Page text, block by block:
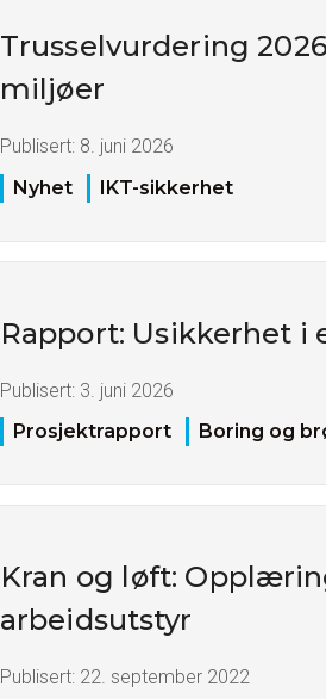
Trusselvurdering
miljøer
Publisert: 8. juni 2026
Nyhet
IKT-sikkerhet
Rapport: Usikkerhet
Publisert: 3. juni 2026
Prosjektrapport
Boring og
Kran og løft:
arbeidsutstyr
Publisert: 22. september 2022